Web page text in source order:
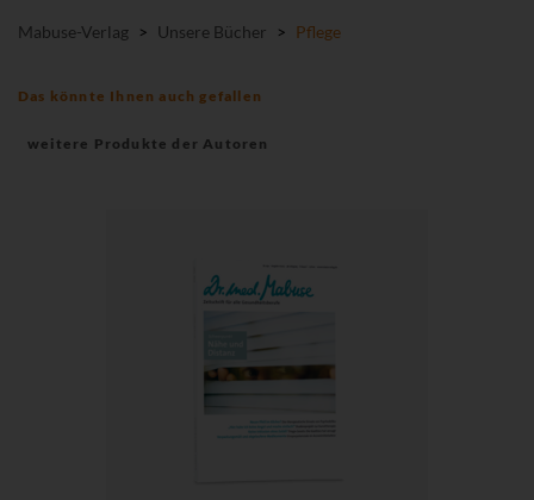
Mabuse-Verlag > Unsere Bücher > Pflege
Das könnte Ihnen auch gefallen
weitere Produkte der Autoren